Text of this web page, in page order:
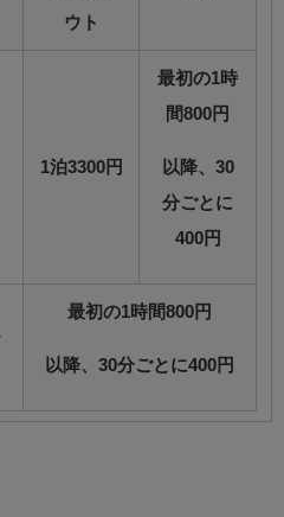
ウト
1泊3300円
最初の1時
間800円
以降、30
分ごとに
400円
最初の1時間800円
以降、30分ごとに400円